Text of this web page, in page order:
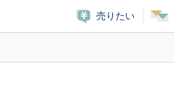
売りたい